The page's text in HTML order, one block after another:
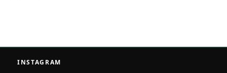
Z
INSTAGRAM